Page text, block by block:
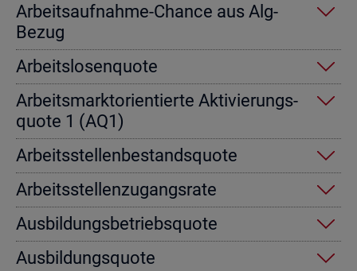
Ar­beits­auf­nah­me-Chan­ce aus Alg-
Bezug
Ar­beits­lo­sen­quo­te
Ar­beits­markt­ori­en­tier­te Ak­ti­vie­rungs­
quo­te 1 (AQ1)
Ar­beits­stel­len­be­stands­quo­te
Ar­beits­stel­len­zu­gangs­ra­te
Aus­bil­dungs­be­triebs­quo­te
Aus­bil­dungs­quo­te